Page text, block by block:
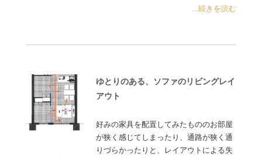
...続きを読む
ゆとりのある、ソファのリビングレイ
アウト
好みの家具を配置してみたもののお部屋
が狭く感じてしまったり、通路が狭く通
りづらかったりと、レイアウトによる失